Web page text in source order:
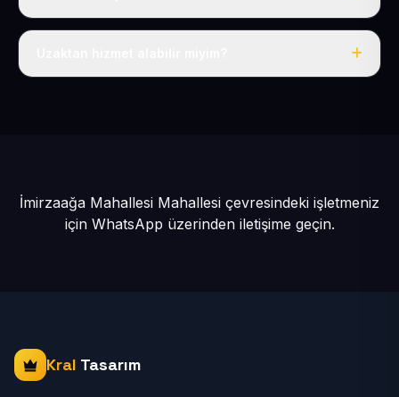
Tek fiyat: yılda 50 USD + KDV, her şey dahil.
İmirzaağa Mahallesi Mahallesi çevresindeki işletmeniz
için WhatsApp üzerinden iletişime geçin.
Kral Tasarım